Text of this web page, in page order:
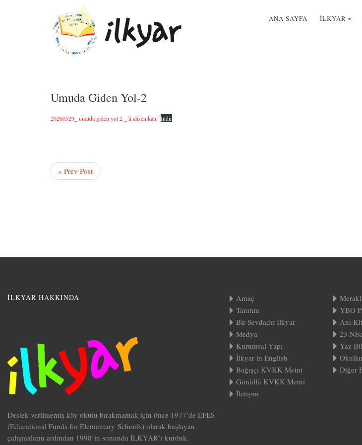
ANA SAYFA İLKYAR
Umuda Giden Yol-2
20260529_ umuda giden yol 2 _ h ahsen kan İndir
« Prev Post
İLKYAR HAKKINDA
Destek verilmemiş köy okulu bırakmamak için önce 1977’de EFES
(Educational Funds for Elementary Schools) olarak başlayan
çalışmaların ardından 1998’in sonunda İLKYAR’ı kurduk.
Amaç
Tanıtım
Bir Sevdadır İlkyar
Medya
Kurumsal Yapı
İlkyar in English
Bağışçı KVKK Metni
Gönüllü KVKK Metni
İletişim
YBO
Anı
23
Yaz
Diğer